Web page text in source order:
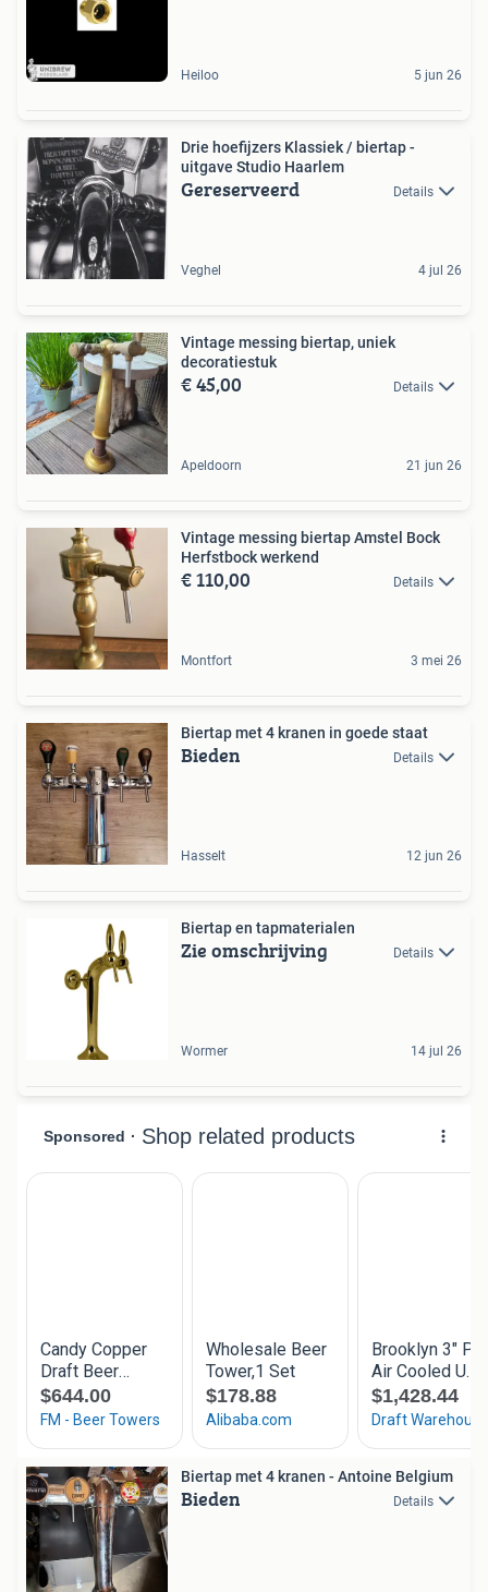
Heiloo 5 jun 26
Drie hoefijzers Klassiek / biertap -
uitgave Studio Haarlem
Gereserveerd Details
Veghel 4 jul 26
Vintage messing biertap, uniek
decoratiestuk
€ 45,00 Details
Apeldoorn 21 jun 26
Vintage messing biertap Amstel Bock
Herfstbock werkend
€ 110,00 Details
Montfort 3 mei 26
Biertap met 4 kranen in goede staat
Bieden Details
Hasselt 12 jun 26
Biertap en tapmaterialen
Zie omschrijving Details
Wormer 14 jul 26
Biertap met 4 kranen - Antoine Belgium
Bieden Details